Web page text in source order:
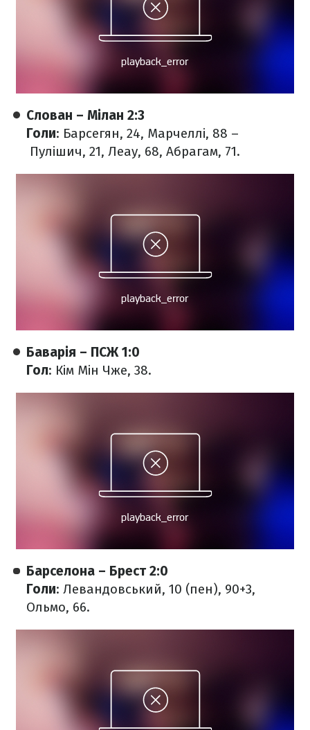
Слован – Мілан 2:3
Голи: Барсегян, 24, Марчеллі, 88 –
Пулішич, 21, Леау, 68, Абрагам, 71.
Баварія – ПСЖ 1:0
Гол: Кім Мін Чже, 38.
Барселона – Брест 2:0
Голи: Левандовський, 10 (пен), 90+3,
Ольмо, 66.